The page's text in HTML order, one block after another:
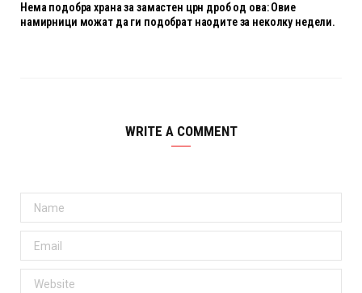
Нема подобра храна за замастен црн дроб од ова: Овие
намирници можат да ги подобрат наодите за неколку недели.
WRITE A COMMENT